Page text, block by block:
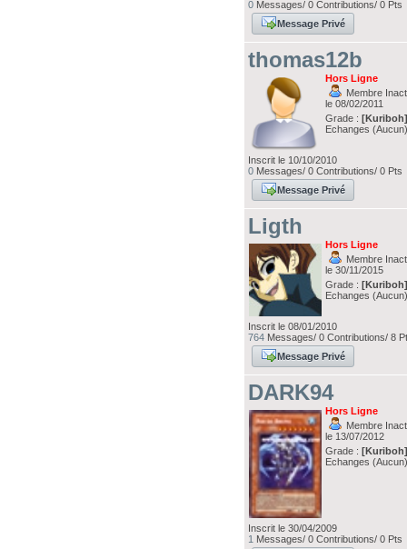
0 Messages/ 0 Contributions/ 0 Pts
Message Privé
thomas12b
Hors Ligne
Membre
le 08/02/2011
Grade :
Echanges
Inscrit le 10/10/2010
0 Messages/ 0 Contributions/ 0 Pts
Message Privé
Ligth
Hors Ligne
Membre
le 30/11/2015
Grade :
Echanges
Inscrit le 08/01/2010
764 Messages/ 0 Contributions/ 8
Message Privé
DARK94
Hors Ligne
Membre
le 13/07/2012
Grade :
Echanges
Inscrit le 30/04/2009
1 Messages/ 0 Contributions/ 0 Pts